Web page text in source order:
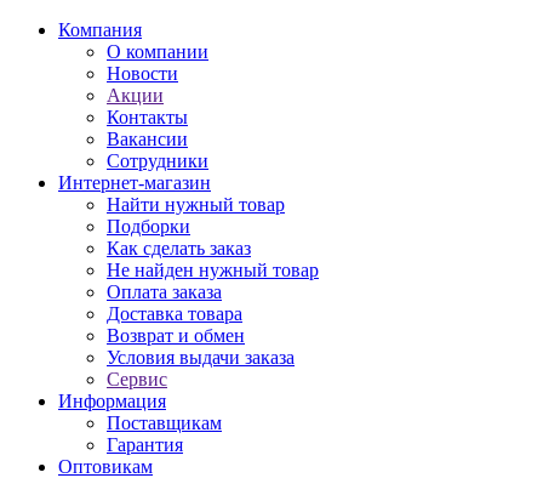
Компания
О компании
Новости
Акции
Контакты
Вакансии
Сотрудники
Интернет-магазин
Найти нужный товар
Подборки
Как сделать заказ
Не найден нужный товар
Оплата заказа
Доставка товара
Возврат и обмен
Условия выдачи заказа
Сервис
Информация
Поставщикам
Гарантия
Оптовикам